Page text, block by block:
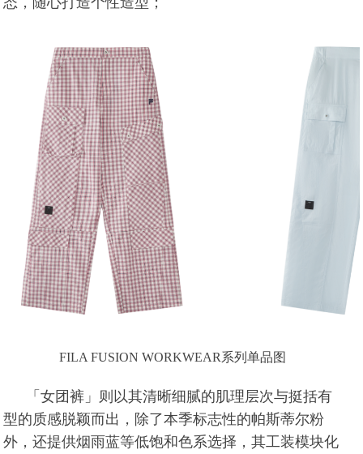
FILA FUSION WORKWEAR系列单品图
「女团裤」则以其清晰细腻的肌理层次与挺括有
型的质感脱颖而出，除了本季标志性的帕斯蒂尔粉
外，还提供烟雨蓝等低饱和色系选择，其工装模块化